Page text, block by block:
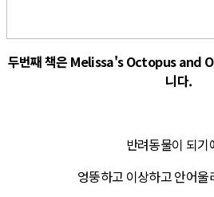
두번째 책은 Melissa's Octopus and
니다.
반려동물이 되기
엉뚱하고 이상하고 안어울